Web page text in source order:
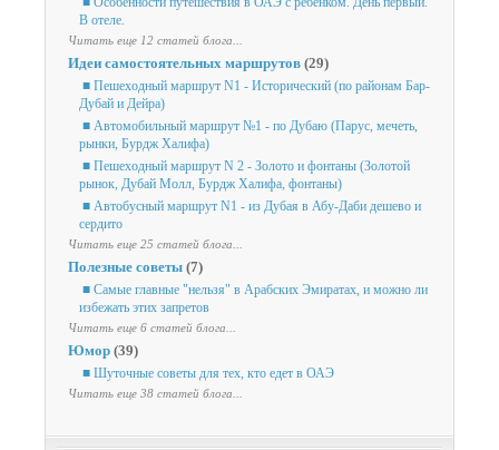
В отеле.
Читать еще 12 статей блога...
Идеи самостоятельных маршрутов (29)
■ Пешеходный маршрут N1 - Исторический (по районам Бар-
Дубай и Дейра)
■ Автомобильный маршрут №1 - по Дубаю (Парус, мечеть,
рынки, Бурдж Халифа)
■ Пешеходный маршрут N 2 - Золото и фонтаны (Золотой
рынок, Дубай Молл, Бурдж Халифа, фонтаны)
■ Автобусный маршрут N1 - из Дубая в Абу-Даби дешево и
сердито
Читать еще 25 статей блога...
Полезные советы (7)
■ Самые главные "нельзя" в Арабских Эмиратах, и можно ли
избежать этих запретов
Читать еще 6 статей блога...
Юмор (39)
■ Шуточные советы для тех, кто едет в ОАЭ
Читать еще 38 статей блога...